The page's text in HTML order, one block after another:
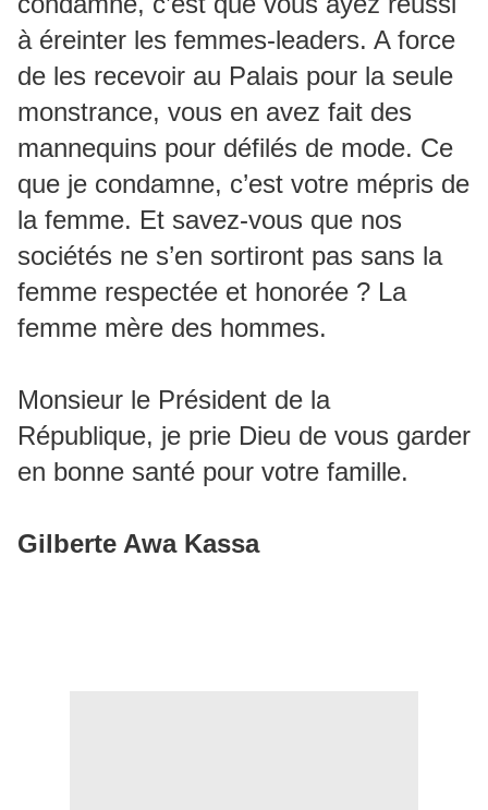
à éreinter les femmes-leaders. A force
de les recevoir au Palais pour la seule
monstrance, vous en avez fait des
mannequins pour défilés de mode. Ce
que je condamne, c’est votre mépris de
la femme. Et savez-vous que nos
sociétés ne s’en sortiront pas sans la
femme respectée et honorée ? La
femme mère des hommes.
Monsieur le Président de la
République, je prie Dieu de vous garder
en bonne santé pour votre famille.
Gilberte Awa Kassa